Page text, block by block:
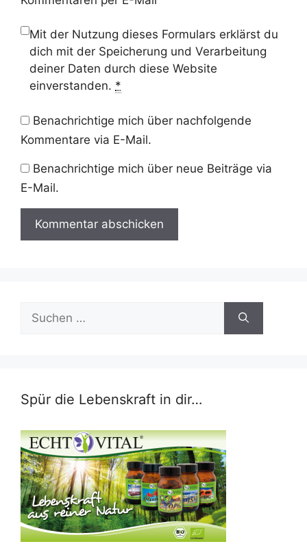
Mit der Nutzung dieses Formulars erklärst du
dich mit der Speicherung und Verarbeitung
deiner Daten durch diese Website
einverstanden. *
Benachrichtige mich über nachfolgende
Kommentare via E-Mail.
Benachrichtige mich über neue Beiträge via
E-Mail.
nach:
Spür die Lebenskraft in dir…